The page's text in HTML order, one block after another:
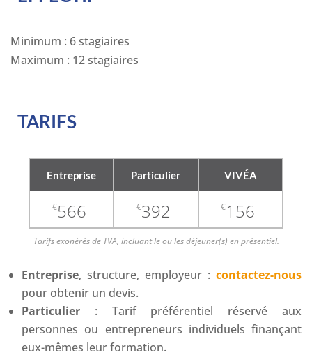
Minimum : 6 stagiaires
Maximum : 12 stagiaires
TARIFS
Entreprise
€566
Particulier
€392
VIVÉA
€156
Tarifs exonérés de TVA, incluant le ou les déjeuner(s) en présentiel.
Entreprise, structure, employeur : contactez-nous
pour obtenir un devis.
Particulier : Tarif préférentiel réservé aux
personnes ou entrepreneurs individuels finançant
eux-mêmes leur formation.